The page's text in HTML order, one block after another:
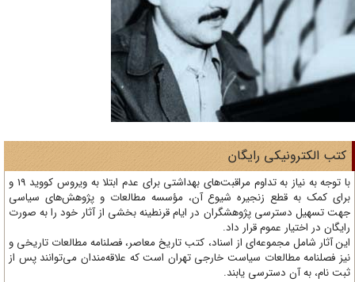
الکترونیکی رایگان
با توجه به نیاز به تداوم مراقبت‌های بهداشتی برای عدم ابتلا به ویروس کووید 19 و
کمک به قطع زنجیره شیوع آن، مؤسسه مطالعات و پژوهش‌های سیاسی
تسهیل دسترسی پژوهشگران در ایام قرنطینه بخشی از آثار خود را به صورت
در اختیار عموم قرار داد.
آثار شامل مجموعه‌ای از اسناد، کتب تاریخ معاصر، فصلنامه‌ مطالعات تاریخی و
فصلنامه مطالعات سیاست خارجی تهران است که علاقه‌مندان می‌توانند پس از
نام، به آن دسترسی یابند.